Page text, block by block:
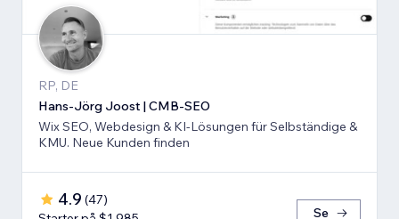
RP, DE
Hans-Jörg Joost | CMB-SEO
Wix SEO, Webdesign & KI-Lösungen für Selbständige &
KMU. Neue Kunden finden
4.9 (47)
Se